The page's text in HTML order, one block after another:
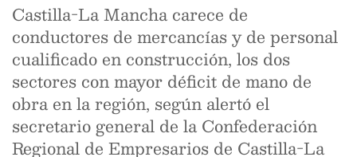
Castilla-La Mancha carece de
conductores de mercancías y de personal
cualificado en construcción, los dos
sectores con mayor déficit de mano de
obra en la región, según alertó el
secretario general de la Confederación
Regional de Empresarios de Castilla-La